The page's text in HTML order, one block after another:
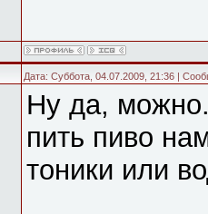
Дата: Суббота, 04.07.2009, 21:36 |
Ну да,
пить пиво
тоники или